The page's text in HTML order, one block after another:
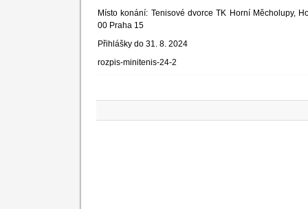
Místo konání: Tenisové dvorce TK Horní Měcholupy,
00 Praha 15
Přihlášky do 31. 8. 2024
rozpis-minitenis-24-2